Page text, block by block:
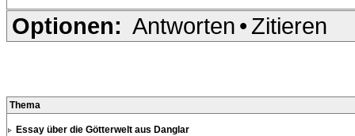
Optionen: Antworten • Zitieren
Thema
Essay über die Götterwelt aus Danglar